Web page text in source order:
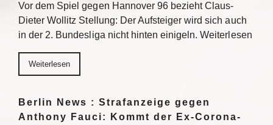
Vor dem Spiel gegen Hannover 96 bezieht Claus-
Dieter Wollitz Stellung: Der Aufsteiger wird sich auch
in der 2. Bundesliga nicht hinten einigeln. Weiterlesen
Weiterlesen
Berlin News : Strafanzeige gegen
Anthony Fauci: Kommt der Ex-Corona-